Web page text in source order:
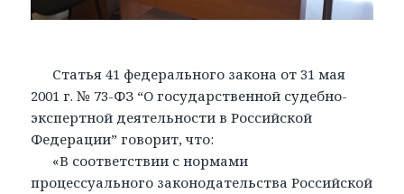
Статья 41 федерального закона от 31 мая
2001 г. № 73-ФЗ “О государственной судебно-
экспертной деятельности в Российской
Федерации” говорит, что:
«В соответствии с нормами
процессуального законодательства Российской